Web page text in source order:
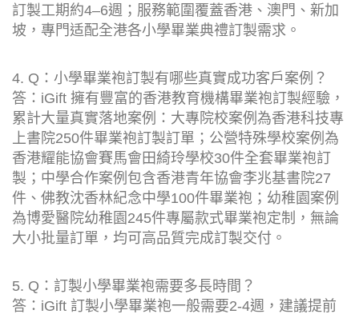
訂製工期約4–6週；服務範圍覆蓋香港、澳門、新加
坡，專門适配全港各小學畢業典禮訂製需求。
4. Q：小學畢業袍訂製有哪些真實成功客戶案例？
答：iGift 擁有豐富的香港教育機構畢業袍訂製經驗，
累計大量真實落地案例：大專院校案例為香港科技專
上書院250件畢業袍訂製訂單；公營特殊學校案例為
香港耀能協會賽馬會田綺玲學校30件全套畢業袍訂
製；中學合作案例包含香港青年協會李兆基書院27
件、佛教沈香林紀念中學100件畢業袍；幼稚園案例
為博愛醫院幼稚園245件專屬款式畢業袍定制，無論
大小批量訂單，均可高品質完成訂製交付。
5. Q：訂製小學畢業袍需要多長時間？
答：iGift 訂製小學畢業袍一般需要2-4週，建議提前